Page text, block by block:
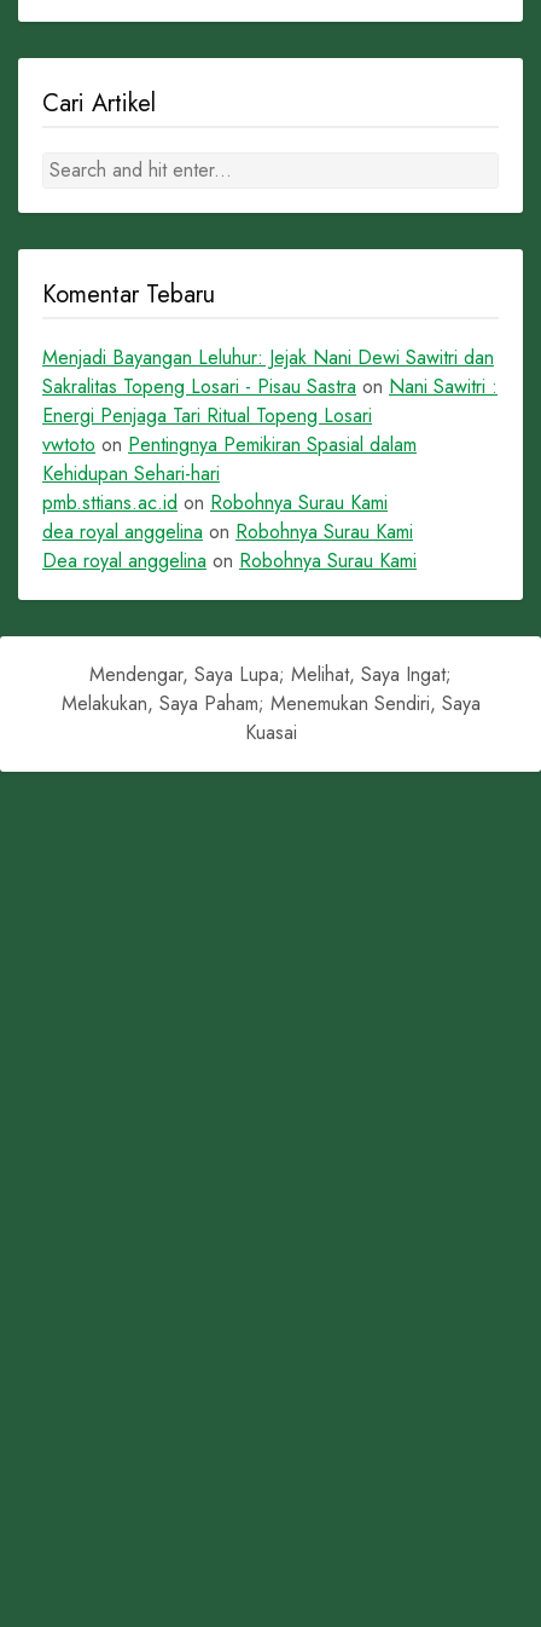
Cari Artikel
Komentar Tebaru
Menjadi Bayangan Leluhur: Jejak Nani Dewi Sawitri dan
Sakralitas Topeng Losari - Pisau Sastra on Nani Sawitri :
Energi Penjaga Tari Ritual Topeng Losari
vwtoto on Pentingnya Pemikiran Spasial dalam
Kehidupan Sehari-hari
pmb.sttians.ac.id on Robohnya Surau Kami
dea royal anggelina on Robohnya Surau Kami
Dea royal anggelina on Robohnya Surau Kami
Mendengar, Saya Lupa; Melihat, Saya Ingat;
Melakukan, Saya Paham; Menemukan Sendiri, Saya
Kuasai